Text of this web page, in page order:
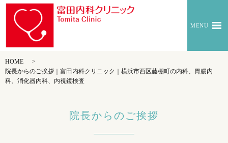
MENU
HOME
院長からのご挨拶｜富田内科クリニック｜横浜市西区藤棚町の内科、胃腸内
科、消化器内科、内視鏡検査
院長からのご挨拶